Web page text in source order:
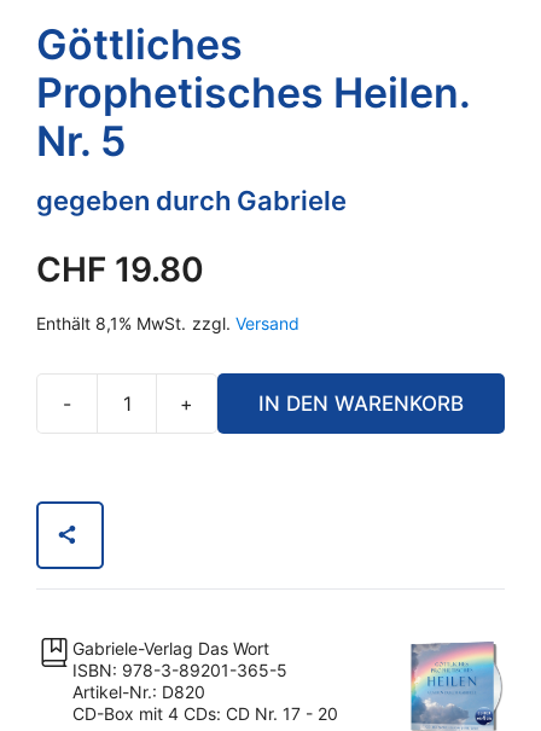
Göttliches
Prophetisches Heilen.
Nr. 5
gegeben durch Gabriele
CHF 19.80
Enthält 8,1% MwSt. zzgl. Versand
-
Göttliches
+ IN DEN WARENKORB
Gabriele-Verlag Das Wort
ISBN: 978-3-89201-365-5
Artikel-Nr.: D820
CD-Box mit 4 CDs: CD Nr. 17 - 20